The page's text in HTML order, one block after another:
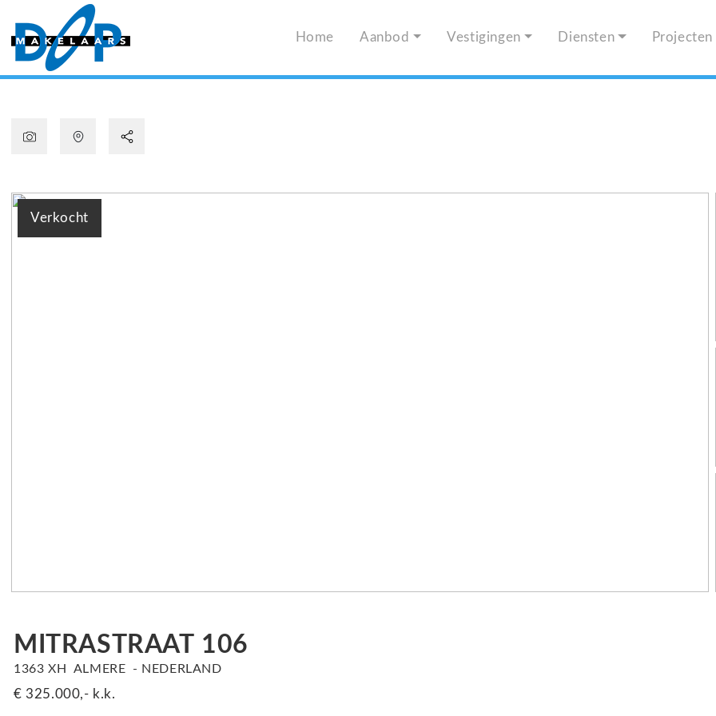
Home Aanbod Vestigingen Diensten Projecten
Verkocht
MITRASTRAAT 106
1363 XH ALMERE NEDERLAND
€ 325.000,- k.k.